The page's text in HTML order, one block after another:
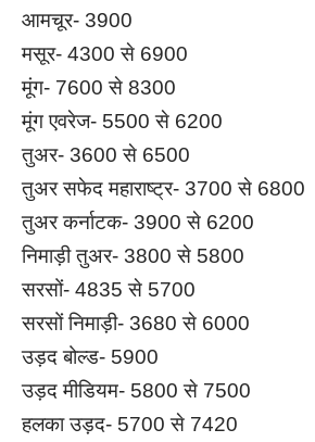
आमचूर- 3900
मसूर- 4300 से 6900
मूंग- 7600 से 8300
मूंग एवरेज- 5500 से 6200
तुअर- 3600 से 6500
तुअर सफेद महाराष्ट्र- 3700 से 6800
तुअर कर्नाटक- 3900 से 6200
निमाड़ी तुअर- 3800 से 5800
सरसों- 4835 से 5700
सरसों निमाड़ी- 3680 से 6000
उड़द बोल्ड- 5900
उड़द मीडियम- 5800 से 7500
हलका उड़द- 5700 से 7420